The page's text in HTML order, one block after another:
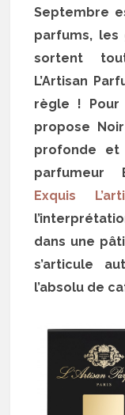
Septembre
parfums, les
sortent
L’Artisan
règle !
propose
profonde et
parfumeur
Exquis
dans une
s’articule
l’absolu de